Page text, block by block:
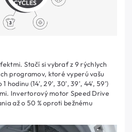
Stačí si vybrať z 9 rýchlych
programov, ktoré vyperú vašu
1 hodinu (14', 29', 30', 39', 44', 59')
Invertorový motor Speed Drive
až o 50 % oproti bežnému